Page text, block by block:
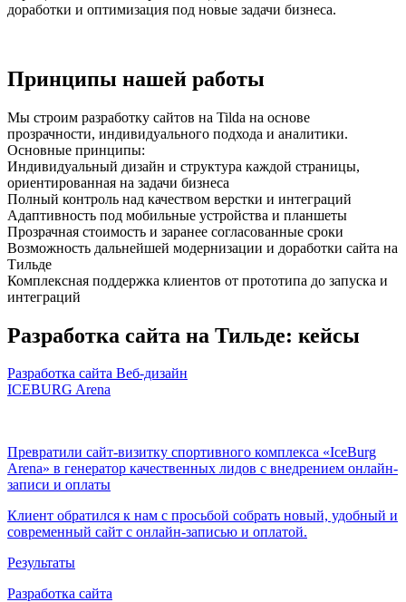
доработки и оптимизация под новые задачи бизнеса.
Принципы нашей работы
Мы строим разработку сайтов на Tilda на основе
прозрачности, индивидуального подхода и аналитики.
Основные принципы:
Индивидуальный дизайн и структура каждой страницы,
ориентированная на задачи бизнеса
Полный контроль над качеством верстки и интеграций
Адаптивность под мобильные устройства и планшеты
Прозрачная стоимость и заранее согласованные сроки
Возможность дальнейшей модернизации и доработки сайта на
Тильде
Комплексная поддержка клиентов от прототипа до запуска и
интеграций
Разработка сайта на Тильде: кейсы
Разработка сайта Веб-дизайн
ICEBURG Arena
Превратили сайт-визитку спортивного комплекса «IceBurg
Arena» в генератор качественных лидов с внедрением онлайн-
записи и оплаты
Клиент обратился к нам с просьбой собрать новый, удобный и
современный сайт с онлайн-записью и оплатой.
Результаты
Разработка сайта